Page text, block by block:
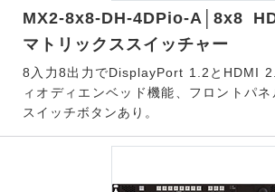
MX2-8x8-DH-4DPio-A│8x8
マトリックススイッチャー
8入力8出力でDisplayPort 1.2とHDMI
ィオディエンベッド機能、フロントパネ
スイッチボタンあり。